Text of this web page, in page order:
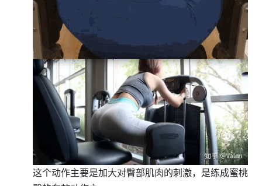
这个动作主要是加大对臀部肌肉的刺激，是练成蜜桃